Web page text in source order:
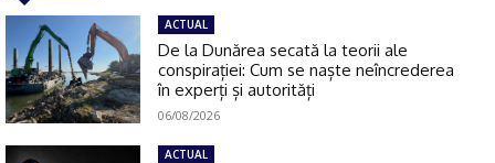
ACTUAL
De la Dunărea secată la teorii ale
conspirației: Cum se naște neîncrederea
în experți și autorități
06/08/2026
ACTUAL